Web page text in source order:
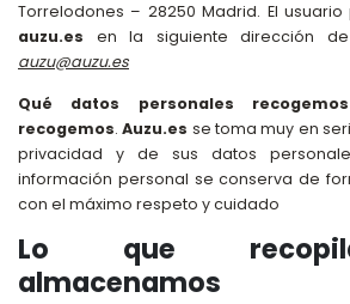
Torrelodones – 28250 Madrid. El
auzu.es en la siguiente dirección
auzu@auzu.es
Qué datos personales
recogemos.Auzu.es se toma muy en
privacidad y de sus datos
información personal se conserva de
con el máximo respeto y cuidado
Lo que
almacenamos